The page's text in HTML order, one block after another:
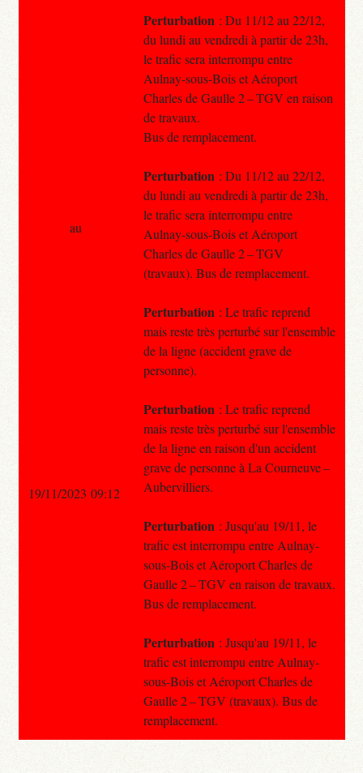
Perturbation : Du 11/12 au 22/12,
du lundi au vendredi à partir de 23h,
le trafic sera interrompu entre
Aulnay-sous-Bois et Aéroport
Charles de Gaulle 2 – TGV en raison
de travaux.
Bus de remplacement.
Perturbation : Du 11/12 au 22/12,
du lundi au vendredi à partir de 23h,
le trafic sera interrompu entre
Aulnay-sous-Bois et Aéroport
Charles de Gaulle 2 – TGV
(travaux). Bus de remplacement.
Perturbation : Le trafic reprend
mais reste très perturbé sur l'ensemble
de la ligne (accident grave de
personne).
Perturbation : Le trafic reprend
mais reste très perturbé sur l'ensemble
de la ligne en raison d'un accident
grave de personne à La Courneuve –
Aubervilliers.
Perturbation : Jusqu'au 19/11, le
trafic est interrompu entre Aulnay-
sous-Bois et Aéroport Charles de
Gaulle 2 – TGV en raison de travaux.
Bus de remplacement.
Perturbation : Jusqu'au 19/11, le
trafic est interrompu entre Aulnay-
sous-Bois et Aéroport Charles de
Gaulle 2 – TGV (travaux). Bus de
remplacement.
au
19/11/2023 09:12